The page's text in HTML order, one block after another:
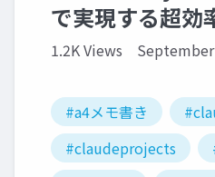
で実現する超効
1.2K Views
#a4メモ書き
#claudeprojects